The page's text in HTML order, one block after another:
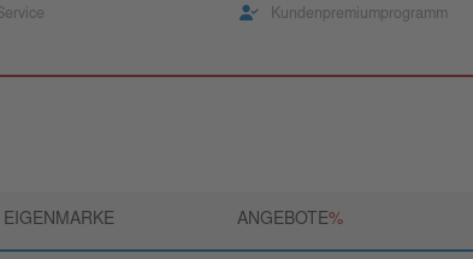
Kundenpremiumprogramm
EIGENMARKE ANGEBOTE­%